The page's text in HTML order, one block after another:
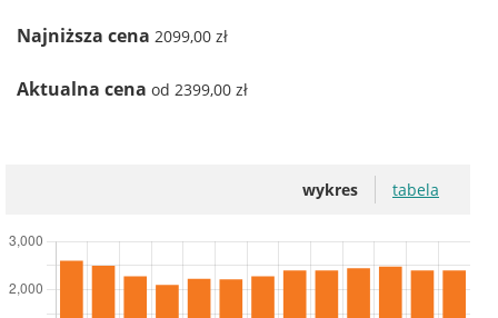
Najniższa cena 2099,00 zł
Aktualna cena od 2399,00 zł
wykres tabela